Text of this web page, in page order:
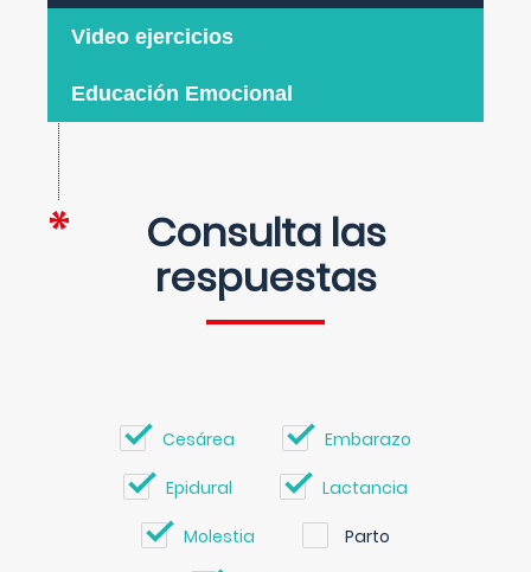
Video ejercicios
Educación Emocional
Consulta las
respuestas
Cesárea Embarazo
Epidural Lactancia
Molestia Parto